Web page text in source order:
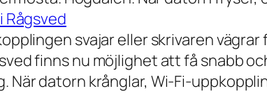
Rågsved
svajar eller skrivaren
finns nu möjlighet att få snabb
När datorn krånglar, Wi-Fi-